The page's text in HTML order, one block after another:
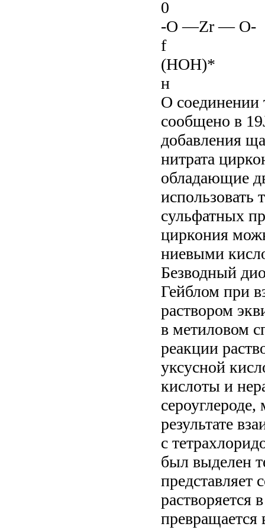
0
-О —Zr — О-
f
(НОН)*
н
О соединении
сообщено в
добавления
нитрата
обладающие
сульфатных
циркония
ниевыми
Безводный
Гейблом при
раствором
в метиловом
реакции
уксусной
кислоты и
результате
с
был выделен
представляет
растворяется
превращается